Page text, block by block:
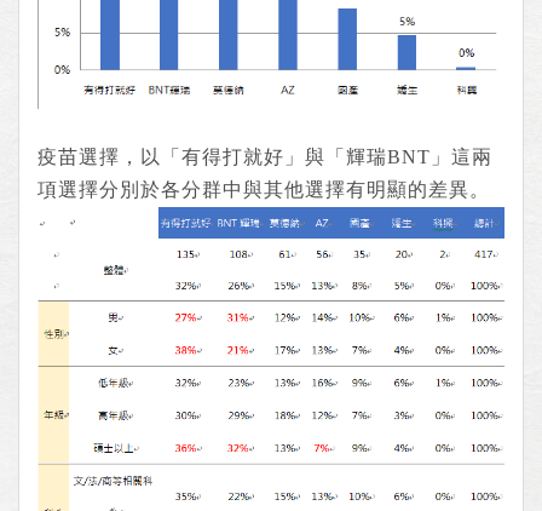
疫苗選擇，以「有得打就好」與「輝瑞BNT」這兩
項選擇分別於各分群中與其他選擇有明顯的差異。